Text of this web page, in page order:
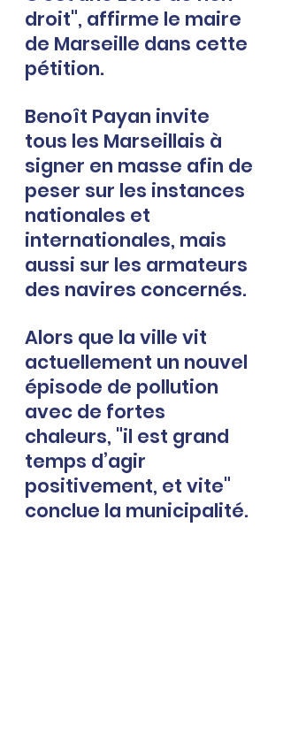
droit", affirme le maire
de Marseille dans cette
pétition.
Benoît Payan invite
tous les Marseillais à
signer en masse afin de
peser sur les instances
nationales et
internationales, mais
aussi sur les armateurs
des navires concernés.
Alors que la ville vit
actuellement un nouvel
épisode de pollution
avec de fortes
chaleurs, "il est grand
temps d’agir
positivement, et vite"
conclue la municipalité.